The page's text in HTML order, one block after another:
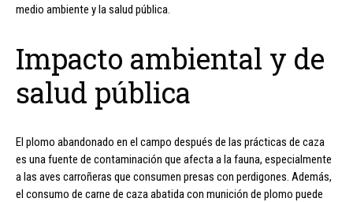
medio ambiente y la salud pública.
Impacto ambiental y de
salud pública
El plomo abandonado en el campo después de las prácticas de caza
es una fuente de contaminación que afecta a la fauna, especialmente
a las aves carroñeras que consumen presas con perdigones. Además,
el consumo de carne de caza abatida con munición de plomo puede